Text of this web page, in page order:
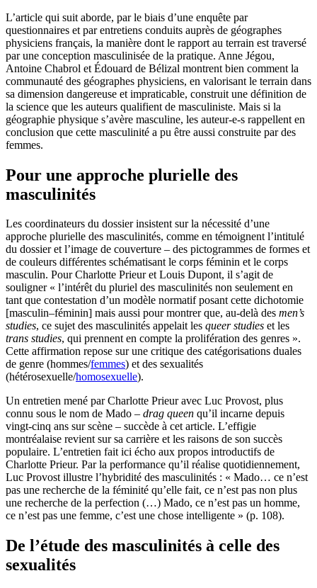
L’article qui suit aborde, par le biais d’une enquête par
questionnaires et par entretiens conduits auprès de géographes
physiciens français, la manière dont le rapport au terrain est traversé
par une conception masculinisée de la pratique. Anne Jégou,
Antoine Chabrol et Édouard de Bélizal montrent bien comment la
communauté des géographes physiciens, en valorisant le terrain dans
sa dimension dangereuse et impraticable, construit une définition de
la science que les auteurs qualifient de masculiniste. Mais si la
géographie physique s’avère masculine, les auteur-e-s rappellent en
conclusion que cette masculinité a pu être aussi construite par des
femmes.
Pour une approche plurielle des
masculinités
Les coordinateurs du dossier insistent sur la nécessité d’une
approche plurielle des masculinités, comme en témoignent l’intitulé
du dossier et l’image de couverture – des pictogrammes de formes et
de couleurs différentes schématisant le corps féminin et le corps
masculin. Pour Charlotte Prieur et Louis Dupont, il s’agit de
souligner « l’intérêt du pluriel des masculinités non seulement en
tant que contestation d’un modèle normatif posant cette dichotomie
[masculin–féminin] mais aussi pour montrer que, au-delà des men’s
studies, ce sujet des masculinités appelait les queer studies et les
trans studies, qui prennent en compte la prolifération des genres ».
Cette affirmation repose sur une critique des catégorisations duales
de genre (hommes/femmes) et des sexualités
(hétérosexuelle/homosexuelle).
Un entretien mené par Charlotte Prieur avec Luc Provost, plus
connu sous le nom de Mado – drag queen qu’il incarne depuis
vingt-cinq ans sur scène – succède à cet article. L’effigie
montréalaise revient sur sa carrière et les raisons de son succès
populaire. L’entretien fait ici écho aux propos introductifs de
Charlotte Prieur. Par la performance qu’il réalise quotidiennement,
Luc Provost illustre l’hybridité des masculinités : « Mado… ce n’est
pas une recherche de la féminité qu’elle fait, ce n’est pas non plus
une recherche de la perfection (…) Mado, ce n’est pas un homme,
ce n’est pas une femme, c’est une chose intelligente » (p. 108).
De l’étude des masculinités à celle des
sexualités